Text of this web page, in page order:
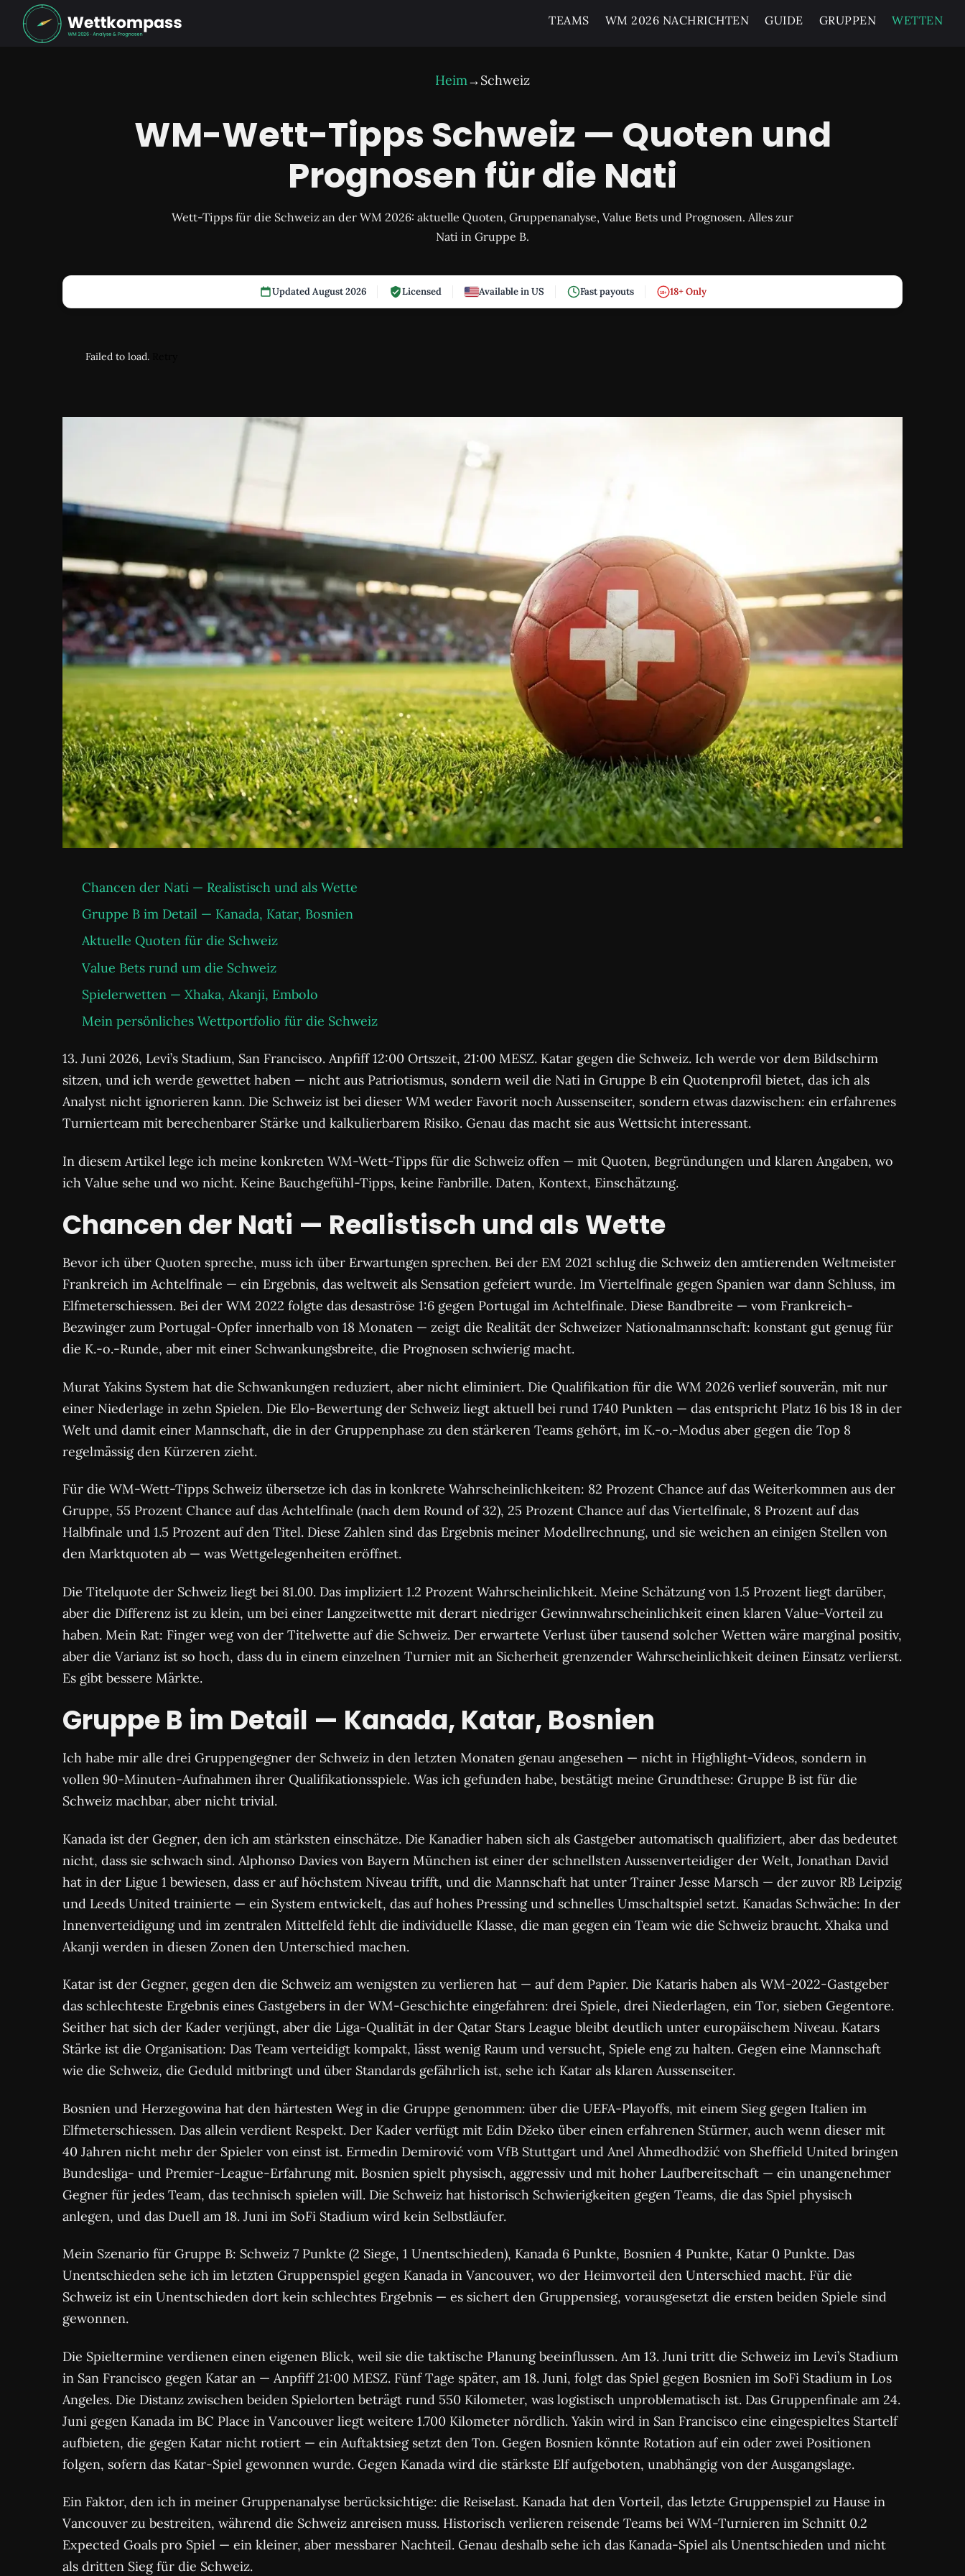
TEAMS WM 2026 NACHRICHTEN GUIDE GRUPPEN WETTEN
Heim→Schweiz
WM-Wett-Tipps Schweiz — Quoten und
Prognosen für die Nati
Wett-Tipps für die Schweiz an der WM 2026: aktuelle Quoten, Gruppenanalyse, Value Bets und Prognosen. Alles zur
Nati in Gruppe B.
Updated August 2026 Licensed Available in US Fast payouts 18+ 18+ Only
Failed to load.
Chancen der Nati — Realistisch und als Wette
Gruppe B im Detail — Kanada, Katar, Bosnien
Aktuelle Quoten für die Schweiz
Value Bets rund um die Schweiz
Spielerwetten — Xhaka, Akanji, Embolo
Mein persönliches Wettportfolio für die Schweiz
13. Juni 2026, Levi’s Stadium, San Francisco. Anpfiff 12:00 Ortszeit, 21:00 MESZ. Katar gegen die Schweiz. Ich werde vor dem Bildschirm
sitzen, und ich werde gewettet haben — nicht aus Patriotismus, sondern weil die Nati in Gruppe B ein Quotenprofil bietet, das ich als
Analyst nicht ignorieren kann. Die Schweiz ist bei dieser WM weder Favorit noch Aussenseiter, sondern etwas dazwischen: ein erfahrenes
Turnierteam mit berechenbarer Stärke und kalkulierbarem Risiko. Genau das macht sie aus Wettsicht interessant.
In diesem Artikel lege ich meine konkreten WM-Wett-Tipps für die Schweiz offen — mit Quoten, Begründungen und klaren Angaben, wo
ich Value sehe und wo nicht. Keine Bauchgefühl-Tipps, keine Fanbrille. Daten, Kontext, Einschätzung.
Chancen der Nati — Realistisch und als Wette
Bevor ich über Quoten spreche, muss ich über Erwartungen sprechen. Bei der EM 2021 schlug die Schweiz den amtierenden Weltmeister
Frankreich im Achtelfinale — ein Ergebnis, das weltweit als Sensation gefeiert wurde. Im Viertelfinale gegen Spanien war dann Schluss, im
Elfmeterschiessen. Bei der WM 2022 folgte das desaströse 1:6 gegen Portugal im Achtelfinale. Diese Bandbreite — vom Frankreich-
Bezwinger zum Portugal-Opfer innerhalb von 18 Monaten — zeigt die Realität der Schweizer Nationalmannschaft: konstant gut genug für
die K.-o.-Runde, aber mit einer Schwankungsbreite, die Prognosen schwierig macht.
Murat Yakins System hat die Schwankungen reduziert, aber nicht eliminiert. Die Qualifikation für die WM 2026 verlief souverän, mit nur
einer Niederlage in zehn Spielen. Die Elo-Bewertung der Schweiz liegt aktuell bei rund 1740 Punkten — das entspricht Platz 16 bis 18 in der
Welt und damit einer Mannschaft, die in der Gruppenphase zu den stärkeren Teams gehört, im K.-o.-Modus aber gegen die Top 8
regelmässig den Kürzeren zieht.
Für die WM-Wett-Tipps Schweiz übersetze ich das in konkrete Wahrscheinlichkeiten: 82 Prozent Chance auf das Weiterkommen aus der
Gruppe, 55 Prozent Chance auf das Achtelfinale (nach dem Round of 32), 25 Prozent Chance auf das Viertelfinale, 8 Prozent auf das
Halbfinale und 1.5 Prozent auf den Titel. Diese Zahlen sind das Ergebnis meiner Modellrechnung, und sie weichen an einigen Stellen von
den Marktquoten ab — was Wettgelegenheiten eröffnet.
Die Titelquote der Schweiz liegt bei 81.00. Das impliziert 1.2 Prozent Wahrscheinlichkeit. Meine Schätzung von 1.5 Prozent liegt darüber,
aber die Differenz ist zu klein, um bei einer Langzeitwette mit derart niedriger Gewinnwahrscheinlichkeit einen klaren Value-Vorteil zu
haben. Mein Rat: Finger weg von der Titelwette auf die Schweiz. Der erwartete Verlust über tausend solcher Wetten wäre marginal positiv,
aber die Varianz ist so hoch, dass du in einem einzelnen Turnier mit an Sicherheit grenzender Wahrscheinlichkeit deinen Einsatz verlierst.
Es gibt bessere Märkte.
Gruppe B im Detail — Kanada, Katar, Bosnien
Ich habe mir alle drei Gruppengegner der Schweiz in den letzten Monaten genau angesehen — nicht in Highlight-Videos, sondern in
vollen 90-Minuten-Aufnahmen ihrer Qualifikationsspiele. Was ich gefunden habe, bestätigt meine Grundthese: Gruppe B ist für die
Schweiz machbar, aber nicht trivial.
Kanada ist der Gegner, den ich am stärksten einschätze. Die Kanadier haben sich als Gastgeber automatisch qualifiziert, aber das bedeutet
nicht, dass sie schwach sind. Alphonso Davies von Bayern München ist einer der schnellsten Aussenverteidiger der Welt, Jonathan David
hat in der Ligue 1 bewiesen, dass er auf höchstem Niveau trifft, und die Mannschaft hat unter Trainer Jesse Marsch — der zuvor RB Leipzig
und Leeds United trainierte — ein System entwickelt, das auf hohes Pressing und schnelles Umschaltspiel setzt. Kanadas Schwäche: In der
Innenverteidigung und im zentralen Mittelfeld fehlt die individuelle Klasse, die man gegen ein Team wie die Schweiz braucht. Xhaka und
Akanji werden in diesen Zonen den Unterschied machen.
Katar ist der Gegner, gegen den die Schweiz am wenigsten zu verlieren hat — auf dem Papier. Die Kataris haben als WM-2022-Gastgeber
das schlechteste Ergebnis eines Gastgebers in der WM-Geschichte eingefahren: drei Spiele, drei Niederlagen, ein Tor, sieben Gegentore.
Seither hat sich der Kader verjüngt, aber die Liga-Qualität in der Qatar Stars League bleibt deutlich unter europäischem Niveau. Katars
Stärke ist die Organisation: Das Team verteidigt kompakt, lässt wenig Raum und versucht, Spiele eng zu halten. Gegen eine Mannschaft
wie die Schweiz, die Geduld mitbringt und über Standards gefährlich ist, sehe ich Katar als klaren Aussenseiter.
Bosnien und Herzegowina hat den härtesten Weg in die Gruppe genommen: über die UEFA-Playoffs, mit einem Sieg gegen Italien im
Elfmeterschiessen. Das allein verdient Respekt. Der Kader verfügt mit Edin Džeko über einen erfahrenen Stürmer, auch wenn dieser mit
40 Jahren nicht mehr der Spieler von einst ist. Ermedin Demirović vom VfB Stuttgart und Anel Ahmedhodžić von Sheffield United bringen
Bundesliga- und Premier-League-Erfahrung mit. Bosnien spielt physisch, aggressiv und mit hoher Laufbereitschaft — ein unangenehmer
Gegner für jedes Team, das technisch spielen will. Die Schweiz hat historisch Schwierigkeiten gegen Teams, die das Spiel physisch
anlegen, und das Duell am 18. Juni im SoFi Stadium wird kein Selbstläufer.
Mein Szenario für Gruppe B: Schweiz 7 Punkte (2 Siege, 1 Unentschieden), Kanada 6 Punkte, Bosnien 4 Punkte, Katar 0 Punkte. Das
Unentschieden sehe ich im letzten Gruppenspiel gegen Kanada in Vancouver, wo der Heimvorteil den Unterschied macht. Für die
Schweiz ist ein Unentschieden dort kein schlechtes Ergebnis — es sichert den Gruppensieg, vorausgesetzt die ersten beiden Spiele sind
gewonnen.
Die Spieltermine verdienen einen eigenen Blick, weil sie die taktische Planung beeinflussen. Am 13. Juni tritt die Schweiz im Levi’s Stadium
in San Francisco gegen Katar an — Anpfiff 21:00 MESZ. Fünf Tage später, am 18. Juni, folgt das Spiel gegen Bosnien im SoFi Stadium in Los
Angeles. Die Distanz zwischen beiden Spielorten beträgt rund 550 Kilometer, was logistisch unproblematisch ist. Das Gruppenfinale am 24.
Juni gegen Kanada im BC Place in Vancouver liegt weitere 1.700 Kilometer nördlich. Yakin wird in San Francisco eine eingespieltes Startelf
aufbieten, die gegen Katar nicht rotiert — ein Auftaktsieg setzt den Ton. Gegen Bosnien könnte Rotation auf ein oder zwei Positionen
folgen, sofern das Katar-Spiel gewonnen wurde. Gegen Kanada wird die stärkste Elf aufgeboten, unabhängig von der Ausgangslage.
Ein Faktor, den ich in meiner Gruppenanalyse berücksichtige: die Reiselast. Kanada hat den Vorteil, das letzte Gruppenspiel zu Hause in
Vancouver zu bestreiten, während die Schweiz anreisen muss. Historisch verlieren reisende Teams bei WM-Turnieren im Schnitt 0.2
Expected Goals pro Spiel — ein kleiner, aber messbarer Nachteil. Genau deshalb sehe ich das Kanada-Spiel als Unentschieden und nicht
als dritten Sieg für die Schweiz.